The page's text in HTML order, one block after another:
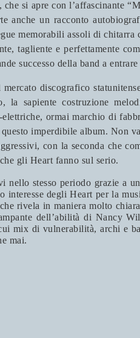
, che si apre con l’affascinante
anche un racconto
memorabili assoli di
tagliente e perfettamente
successo della band a
discografico
la sapiente costruzione
ormai marchio di
imperdibile album. Non
con la seconda che
gli Heart fanno sul serio.
stesso periodo grazie a
interesse degli Heart per la
rivela in maniera molto
dell’abilità di Nancy
mix di vulnerabilità, archi e
mai.